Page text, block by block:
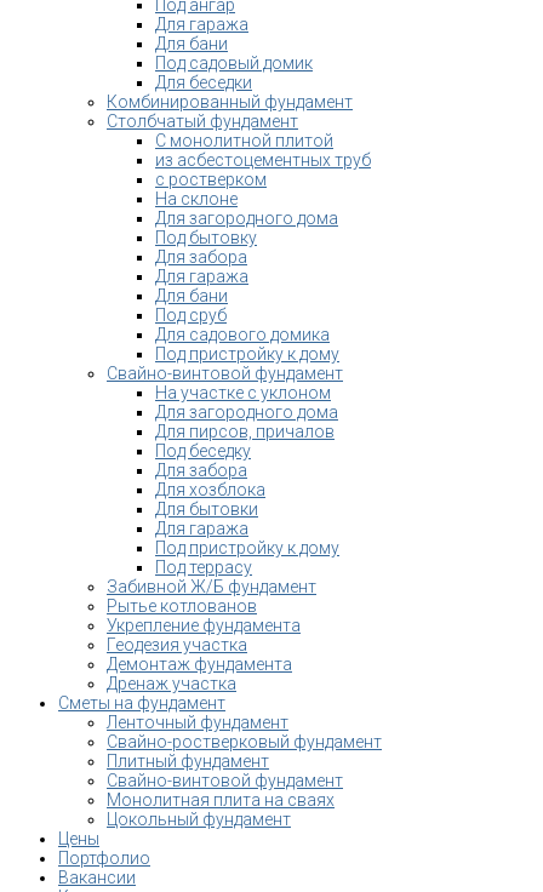
Под ангар
Для гаража
Для бани
Под садовый домик
Для беседки
Комбинированный фундамент
Столбчатый фундамент
С монолитной плитой
из асбестоцементных труб
с ростверком
На склоне
Для загородного дома
Под бытовку
Для забора
Для гаража
Для бани
Под сруб
Для садового домика
Под пристройку к дому
Свайно-винтовой фундамент
На участке с уклоном
Для загородного дома
Для пирсов, причалов
Под беседку
Для забора
Для хозблока
Для бытовки
Для гаража
Под пристройку к дому
Под террасу
Забивной Ж/Б фундамент
Рытье котлованов
Укрепление фундамента
Геодезия участка
Демонтаж фундамента
Дренаж участка
Сметы на фундамент
Ленточный фундамент
Свайно-ростверковый фундамент
Плитный фундамент
Свайно-винтовой фундамент
Монолитная плита на сваях
Цокольный фундамент
Цены
Портфолио
Вакансии